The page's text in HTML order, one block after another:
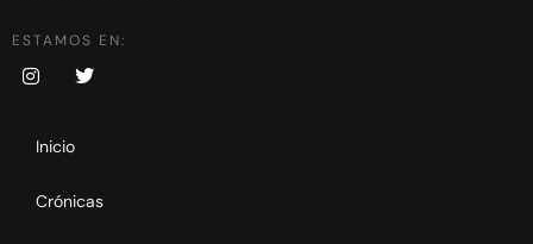
ESTAMOS EN:
Inicio
Crónicas